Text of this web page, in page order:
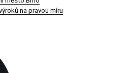
na pravou míru